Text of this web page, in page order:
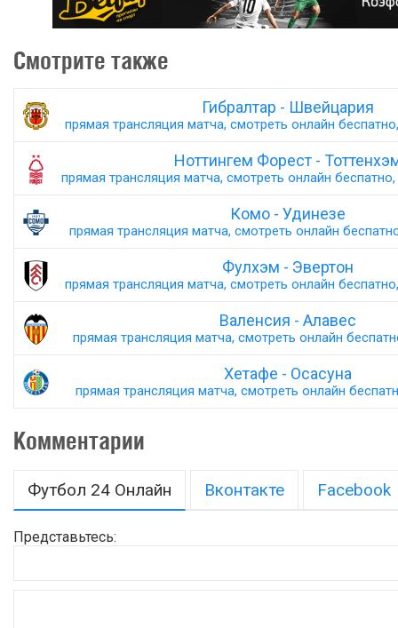
Смотрите также
Гибралтар - Швейцария
прямая трансляция матча, смотреть онлайн
Ноттингем Форест -
прямая трансляция матча, смотреть онлайн
Комо - Удинезе
прямая трансляция матча, смотреть онлайн
Фулхэм - Эвертон
прямая трансляция матча, смотреть онлайн
Валенсия - Алавес
прямая трансляция матча, смотреть онлайн
Хетафе - Осасуна
прямая трансляция матча, смотреть онлайн
Комментарии
Футбол 24 Онлайн Вконтакте Facebook
Представьтесь: